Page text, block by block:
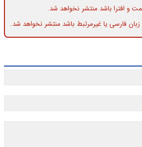
و افترا باشد منتشر نخواهد شد.
زبان فارسی یا غیرمرتبط باشد منتشر نخواهد شد.